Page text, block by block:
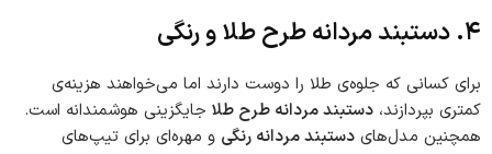
۴. دستبند مردانه طرح طلا و رنگی
برای کسانی که جلوه‌ی طلا را دوست دارند اما می‌خواهند هزینه‌ی
کمتری بپردازند، دستبند مردانه طرح طلا جایگزینی هوشمندانه است.
همچنین مدل‌های دستبند مردانه رنگی و مهره‌ای برای تیپ‌های